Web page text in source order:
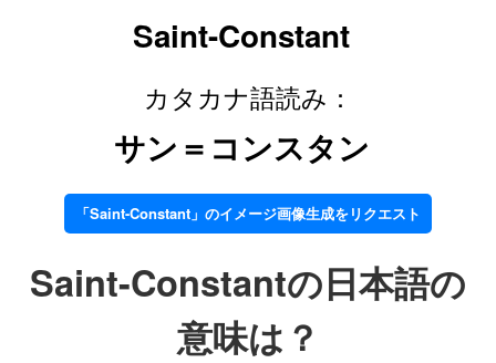
Saint-Constant
カタカナ語読み：
サン＝コンスタン
「Saint-Constant」のイメージ画像生成をリクエスト
Saint-Constantの日本語の
意味は？